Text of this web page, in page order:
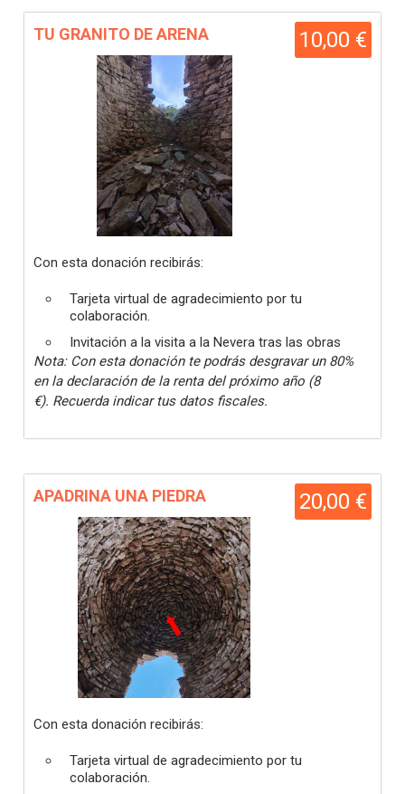
10,00 €
TU GRANITO DE ARENA
Con esta donación recibirás:
Tarjeta virtual de agradecimiento por tu
colaboración.
Invitación a la visita a la Nevera tras las obras
Nota: Con esta donación te podrás desgravar un 80%
en la declaración de la renta del próximo año (8
€). Recuerda indicar tus datos fiscales.
20,00 €
APADRINA UNA PIEDRA
Con esta donación recibirás:
Tarjeta virtual de agradecimiento por tu
colaboración.